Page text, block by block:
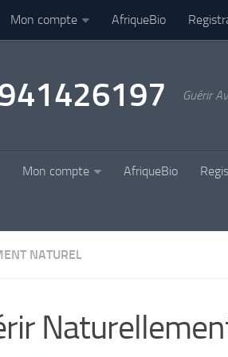
Mon compte AfriqueBio
Guérir
Mon compte AfriqueBio
NATUREL